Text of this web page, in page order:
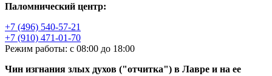
Паломнический центр:
+7 (496) 540-57-21
+7 (910) 471-01-70
Режим работы: с 08:00 до 18:00
Чин изгнания злых духов ("отчитка") в Лавре и на ее